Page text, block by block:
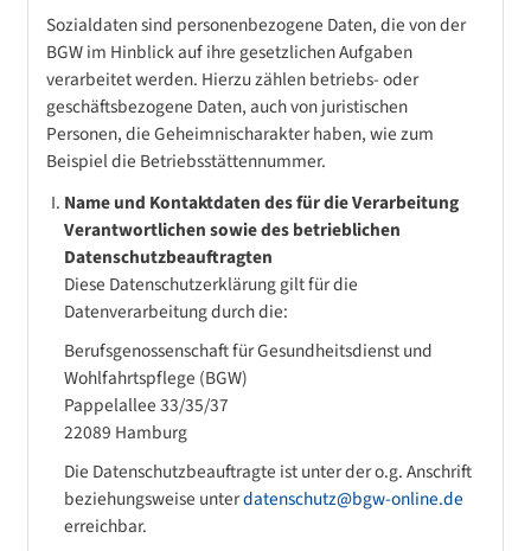
Sozialdaten sind personenbezogene Daten, die von der
BGW im Hinblick auf ihre gesetzlichen Aufgaben
verarbeitet werden. Hierzu zählen betriebs- oder
geschäftsbezogene Daten, auch von juristischen
Personen, die Geheimnischarakter haben, wie zum
Beispiel die Betriebsstättennummer.
Name und Kontaktdaten des für die Verarbeitung
Verantwortlichen sowie des betrieblichen
Datenschutzbeauftragten
Diese Datenschutzerklärung gilt für die
Datenverarbeitung durch die:
Berufsgenossenschaft für Gesundheitsdienst und
Wohlfahrtspflege (BGW)
Pappelallee 33/35/37
22089 Hamburg
Die Datenschutzbeauftragte ist unter der o.g. Anschrift
beziehungsweise unterdatenschutz@bgw-online.de
erreichbar.